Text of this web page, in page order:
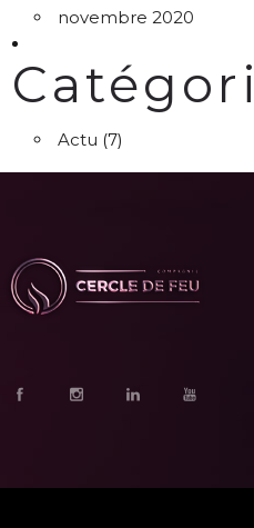
novembre 2020
Actu (7)